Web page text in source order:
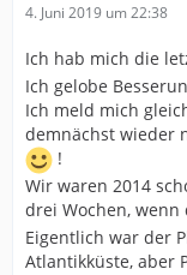
4. Juni 2019 um 22:38
Ich hab mich die
Ich gelobe
Ich meld mich
demnächst wieder
!
Wir waren 2014
drei Wochen,
Eigentlich war der
Atlantikküste, aber